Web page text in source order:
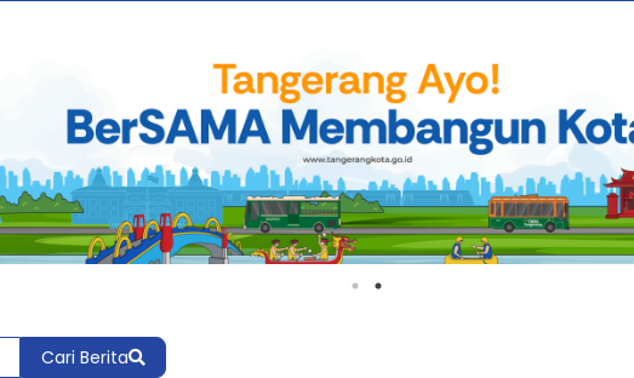
Cari Berita